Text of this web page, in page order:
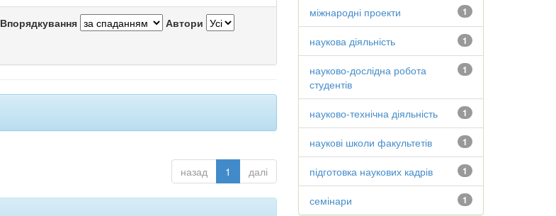
Впорядкування Автори
назад 1 далі
1
міжнародні проекти
1
наукова діяльність
1
науково-дослідна робота
студентів
1
науково-технічна діяльність
1
наукові школи факультетів
1
підготовка наукових кадрів
1
семінари